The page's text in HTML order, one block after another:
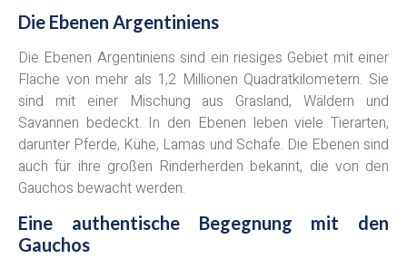
Die Ebenen Argentiniens
Die Ebenen Argentiniens sind ein riesiges Gebiet mit einer
Fläche von mehr als 1,2 Millionen Quadratkilometern. Sie
sind mit einer Mischung aus Grasland, Wäldern und
Savannen bedeckt. In den Ebenen leben viele Tierarten,
darunter Pferde, Kühe, Lamas und Schafe. Die Ebenen sind
auch für ihre großen Rinderherden bekannt, die von den
Gauchos bewacht werden.
Eine authentische Begegnung mit den
Gauchos